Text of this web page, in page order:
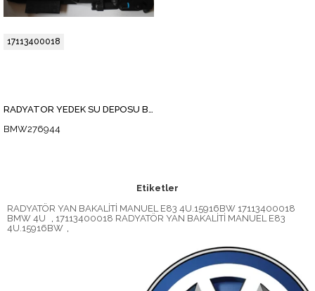
RADYATÖR YEDEK SU DEPOSU BAGLANTI BRAKETI X.3 E83 03-10
BMW276944
17113400018
Etiketler
RADYATÖR YAN BAKALİTİ MANUEL E83 4U.15916BW 17113400018
BMW 4U
, 17113400018 RADYATÖR YAN BAKALİTİ MANUEL E83
4U.15916BW ,